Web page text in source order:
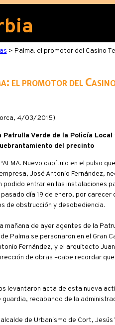
> Palma: el promotor del Casino
el promotor del
4/03/2015)
Patrulla Verde de la Policía
del precinto
Nuevo capítulo en el pulso
José Antonio Fernández,
podido entrar en las instalaciones
pasado día 19 de enero, por
de obstrucción y desobediencia.
mañana de ayer agentes de la
Palma se personaron en el Gran
Fernández, y el arquitecto
de obras –cabe recordar
levantaron acta de esta nueva
guardia, recabando de la
de Urbanismo de Cort,